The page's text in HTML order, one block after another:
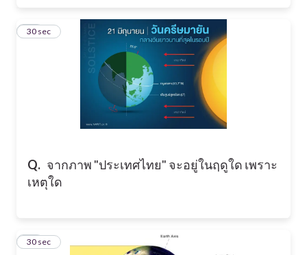
Q. จากภาพ "ประเทศไทย" จะอยู่ในฤดูใด เพราะ
เหตุใด
29
30 sec
30
30 sec